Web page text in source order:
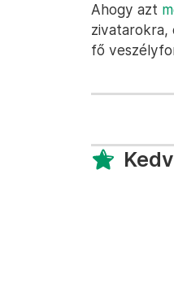
Ahogy azt
zivatarokra,
fő